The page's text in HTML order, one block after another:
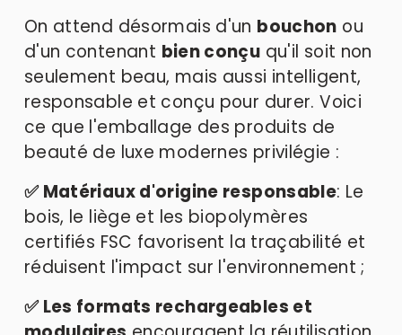
On attend désormais d'un bouchon ou
d'un contenant bien conçu qu'il soit non
seulement beau, mais aussi intelligent,
responsable et conçu pour durer. Voici
ce que l'emballage des produits de
beauté de luxe modernes privilégie :
✅ Matériaux d'origine responsable: Le
bois, le liège et les biopolymères
certifiés FSC favorisent la traçabilité et
réduisent l'impact sur l'environnement ;
✅ Les formats rechargeables et